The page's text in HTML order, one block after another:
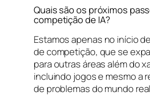
Quais são os próximos
competição de IA?
Estamos apenas no início
de competição, que se
para outras áreas além do
incluindo jogos e mesmo a
de problemas do mundo